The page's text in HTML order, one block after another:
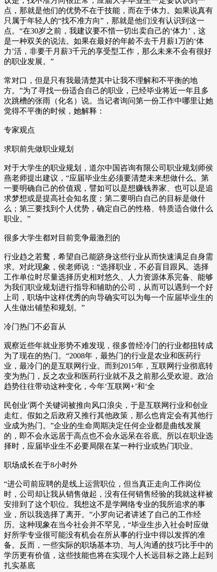
点，那就是他们的优势不在于技能，而在于体力。如果说真有
只属于年轻人的“找不准方向”，那就是他们没有认识到这一
点。“在30岁之前，我建议要不惜一切出卖自己的‘体力’，这
是一种双关的说法。如果在最好的年龄不去干月薪1万的‘体
力’活，非要干月薪3千元的享受型工作，那么未来不会有很好
的职业发展。”
常对口，但是只有我最清楚其中让我不理解和不平衡的地
方。”为了寻找一份适合自己的职业，已经毕业将近一年且多
次跳槽的张雨（化名）说。当记者询问第一份工作中哪里让她
觉得不平衡的时候，她解释：
专家观点
求职前先做职业规划
对于大学生的职业规划，道尔中国咨询有限公司职业规划师侯
燕老师提出建议，“应届毕业生必须要清楚未来想做什么。第
一要明确自己的价值观，譬如可以是想赚钱养家、也可以是追
求梦想或是提高社会知名度；第二要明白自己的目标是做什
么；第三要找到个人优势，确定自己的性格、特质适合做什么
职业。”
很多大学生都对目前竞争最激烈的
行业趋之若鹜，希望自己能跻身这些行业从而快速满足自身需
求。对此现象，侯老师说：“选择职业，不必盲目跟风。选择
工作单位时尽量选择历史相对悠久、人力资源体系完备、能够
为我们职业规划进行指导和辅助的公司，从而可以遇到一个好
上司，职场中这样优秀的向导确实可以为每一个应届毕业生的
人生做出铺垫和规划。”
冷门热门不必盲从
观察近些年就业形势不难发现，很多曾经冷门的行业都扭转成
为了现在的热门。“2008年，最热门的行业是农业和医药行
业，最冷门的是互联网行业。而到2015年，互联网行业彻底转
变为热门，反之农业和医药行业就不及之前那么受欢迎。政治
趋势往往带动这种变化，今年‘互联网+’和‘全
民创业’两个关键词被推向风口浪尖，于是互联网行业和创业
走红。假如之后政府又推行其他政策，那么也肯定会有其他行
业成为热门。”企业的生命周期决定任何企业都是曲线发展
的，即不会永远居于高点也不会永远呆在谷底。所以在职业选
择时，应届毕业生不必要局限在某一种行业或热门职业。
职场成长在于8小时外
“进公司前应聘的是线上运营职位，但当真正走向工作岗位
时，公司却让我从销售做起，没有任何销售经验的我就这样被
安排到了这个职位。我想这不是学网络专业的我所追求的事
业，所以我选择了离开。”小罗向记者讲述了自己的工作经
历。这种现象在当今社会并不罕见，“毕业生步入社会时应做
好所学专业很可能没有机会在所从事的行业中得以发挥的准
备。反而，一些实际的职场基本功、与人沟通的技巧比手中的
学历更有价值，这些技能也将在实现个人长远目标之路上起到
扎实基底